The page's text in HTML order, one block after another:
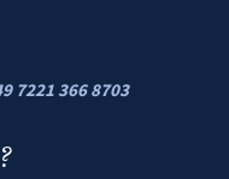
7221 366 8703